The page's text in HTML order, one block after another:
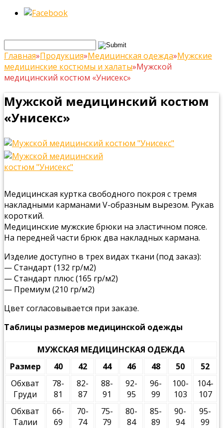
Главная»Продукция»Медицинская одежда»Мужские
медицинские костюмы и халаты»Мужской
медицинский костюм «Унисекс»
Мужской медицинский костюм
«Унисекс»
Медицинская куртка свободного покроя с тремя
накладными карманами V-образным вырезом. Рукав
короткий.
Медицинские мужские брюки на эластичном поясе.
На передней части брюк два накладных кармана.
Изделие доступно в трех видах ткани (под заказ):
— Стандарт (132 гр/м2)
— Стандарт плюс (165 гр/м2)
— Премиум (210 гр/м2)
Цвет согласовывается при заказе.
Таблицы размеров медицинской одежды
МУЖСКАЯ МЕДИЦИНСКАЯ ОДЕЖДА
Размер
40 42 44 46 48 50
52
Обхват
Груди
78-
81
82-
87
88-
91
92-
95
96-
99
100-
103
104-
107
Обхват
Талии
66-
69
70-
74
75-
79
80-
84
85-
89
90-
94
95-
99